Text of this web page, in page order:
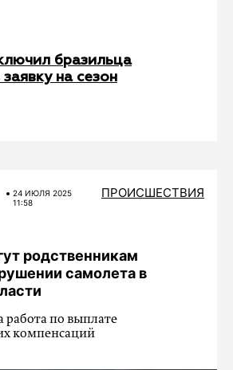
бразильца
на сезон
24 ИЮЛЯ 2025
11:58
ПРОИСШЕСТВИЯ
родственникам
самолета в
работа по выплате
компенсаций